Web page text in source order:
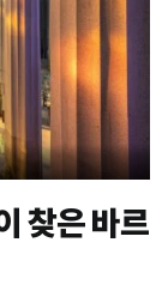
찾은 바르